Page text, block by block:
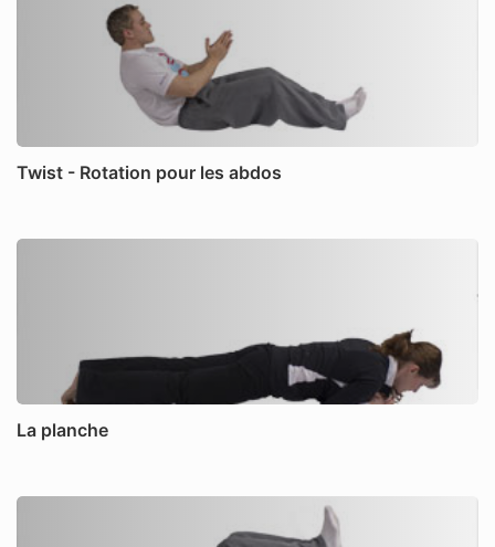
Twist - Rotation pour les abdos
La planche